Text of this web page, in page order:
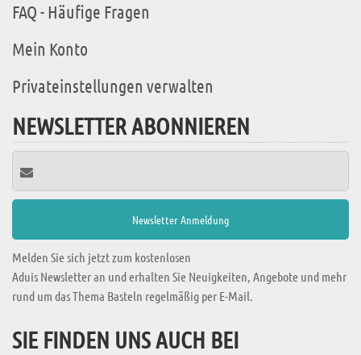
FAQ - Häufige Fragen
Mein Konto
Privateinstellungen verwalten
NEWSLETTER ABONNIEREN
Melden Sie sich jetzt zum kostenlosen
Aduis Newsletter an und erhalten Sie Neuigkeiten, Angebote und mehr
rund um das Thema Basteln regelmäßig per E-Mail.
SIE FINDEN UNS AUCH BEI